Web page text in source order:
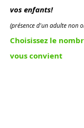
vosenfants!
(présence d'un adulte non
Choisissez le
vous convient